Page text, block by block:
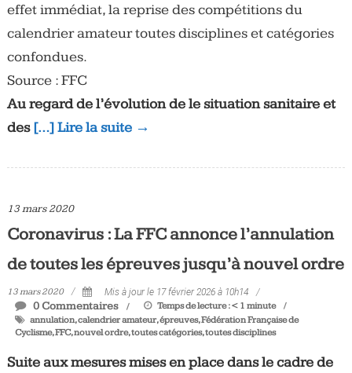
effet immédiat, la reprise des compétitions du
calendrier amateur toutes disciplines et catégories
confondues.
Source : FFC
Au regard de l’évolution de le situation sanitaire et
des[…] Lire la suite →
13 mars 2020
Coronavirus : La FFC annonce l’annulation
de toutes les épreuves jusqu’à nouvel ordre
13 mars 2020 Mis à jour le 17 février 2026 à 10h14
0 Commentaires Temps de lecture : < 1 minute
annulation,calendrier amateur,épreuves,Fédération Française de
Cyclisme,FFC,nouvel ordre,toutes catégories,toutes disciplines
Suite aux mesures mises en place dans le cadre de